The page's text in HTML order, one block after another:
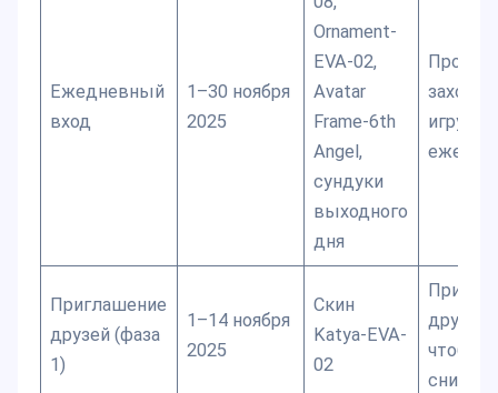
Ежедневный
вход
1–30 ноября
2025
Ornament-
EVA-02,
Avatar
Frame-6th
Angel,
сундуки
выходного
дня
Просто
игру
Приглашение
друзей (фаза
1)
1–14 ноября
2025
Скин
Katya-EVA-
02
друзей,
чтобы